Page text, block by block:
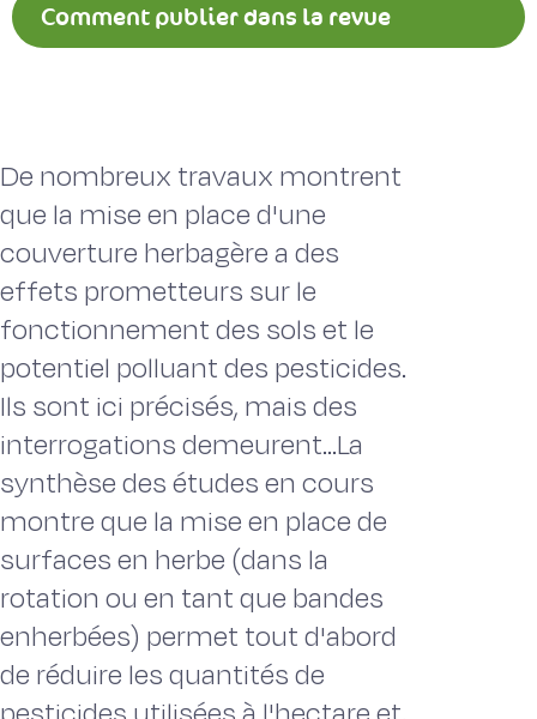
Comment publier dans la revue
De nombreux travaux montrent
que la mise en place d'une
couverture herbagère a des
effets prometteurs sur le
fonctionnement des sols et le
potentiel polluant des pesticides.
Ils sont ici précisés, mais des
interrogations demeurent...La
synthèse des études en cours
montre que la mise en place de
surfaces en herbe (dans la
rotation ou en tant que bandes
enherbées) permet tout d'abord
de réduire les quantités de